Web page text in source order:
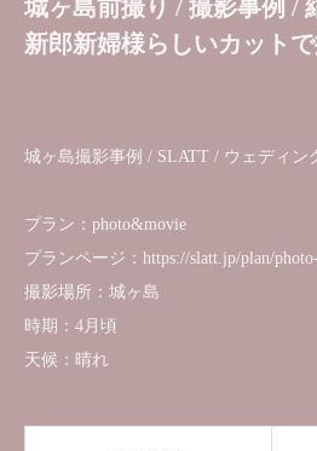
城ヶ島前撮り / 撮影事例 /
新郎新婦様らしいカット
城ヶ島撮影事例 / SLATT / ウェディン
プラン：photo&movie
プランページ：https://slatt.jp/plan/
撮影場所：城ヶ島
時期：4月頃
天候：晴れ